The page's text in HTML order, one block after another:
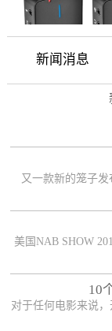
新闻消息
又一款新的笼子发
美国NAB SHOW
参展
10
对于任何电影来说
观众开启电影之旅